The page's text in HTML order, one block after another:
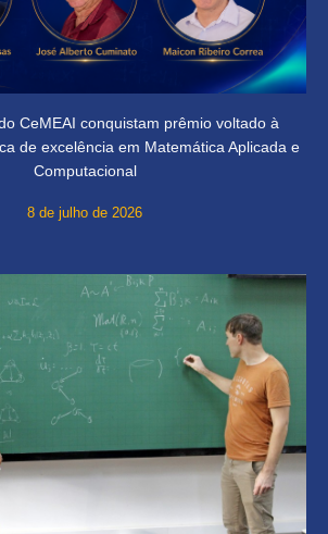
CeMEAI conquistam prêmio voltado à
de excelência em Matemática Aplicada e
Computacional
8 de julho de 2026